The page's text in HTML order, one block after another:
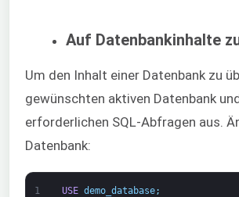
Auf Datenbankinhalte
Um den Inhalt einer Datenbank zu
gewünschten aktiven Datenbank
erforderlichen SQL-Abfragen aus.
Datenbank:
1 USE demo_database;